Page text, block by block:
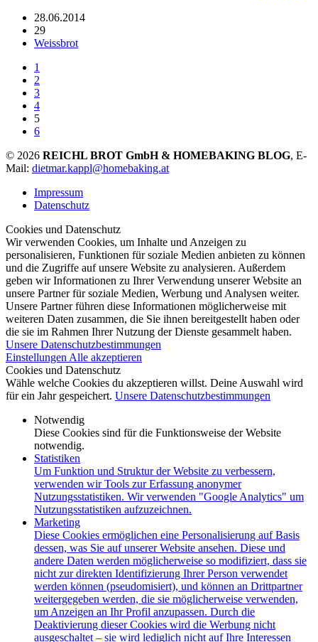
28.06.2014
29
Weissbrot
1
2
3
4
5
6
© 2026 REICHL BROT GmbH & HOMEBAKING BLOG, E-
Mail: dietmar.kappl@homebaking.at
Impressum
Datenschutz
Cookies und Datenschutz
Wir verwenden Cookies, um Inhalte und Anzeigen zu
personalisieren, Funktionen für soziale Medien anbieten zu können
und die Zugriffe auf unsere Website zu analysieren. Außerdem
geben wir Informationen zu Ihrer Verwendung unserer Website an
unsere Partner für soziale Medien, Werbung und Analysen weiter.
Unsere Partner führen diese Informationen möglicherweise mit
weiteren Daten zusammen, die Sie ihnen bereitgestellt haben oder
die sie im Rahmen Ihrer Nutzung der Dienste gesammelt haben.
Unsere Datenschutzbestimmungen
Einstellungen Alle akzeptieren
Cookies und Datenschutz
Wähle welche Cookies du akzeptieren willst. Deine Auswahl wird
für ein Jahr gespeichert. Unsere Datenschutzbestimmungen
Notwendig
Diese Cookies sind für die Funktionsweise der Website
notwendig.
Statistiken
Um Funktion und Struktur der Website zu verbessern,
verwenden wir Tools zur Erfassung anonymer
Nutzungsstatistiken. Wir verwenden "Google Analytics" um
Nutzungsstatistiken aufzuzeichnen.
Marketing
Diese Cookies ermöglichen eine Personalisierung auf Basis
dessen, was Sie auf unserer Website ansehen. Diese und
andere Daten werden möglicherweise so modifiziert, dass sie
nicht zur direkten Identifizierung Ihrer Person verwendet
werden können (pseudomisiert), und können an Drittpartner
weitergegeben werden, die sie möglicherweise verwenden,
um Anzeigen an Ihr Profil anzupassen. Durch die
Deaktivierung dieser Cookies wird die Werbung nicht
ausgeschaltet – sie wird lediglich nicht auf Ihre Interessen